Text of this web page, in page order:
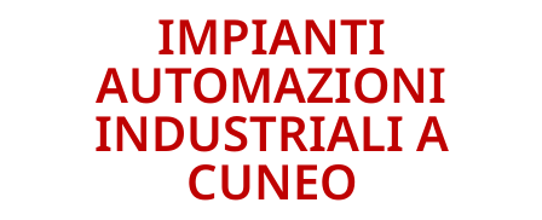
IMPIANTI
AUTOMAZIONI
INDUSTRIALI A
CUNEO